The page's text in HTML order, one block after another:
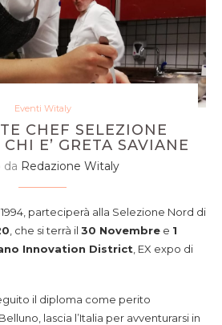
Eventi Witaly
CHEF SELEZIONE
E’ GRETA SAVIANE
da Redazione Witaly
1994, parteciperà alla Selezione Nord di
, che si terrà il 30 Novembre e 1
Innovation District , EX expo di
il diploma come perito
lascia l’Italia per avventurarsi in